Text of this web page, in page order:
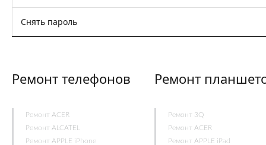
Снять пароль
Ремонт телефонов
Ремонт ACER
Ремонт ALCATEL
Ремонт APPLE iPhone
Ремонт
Ремонт 3Q
Ремонт ACER
Ремонт APPLE iPad